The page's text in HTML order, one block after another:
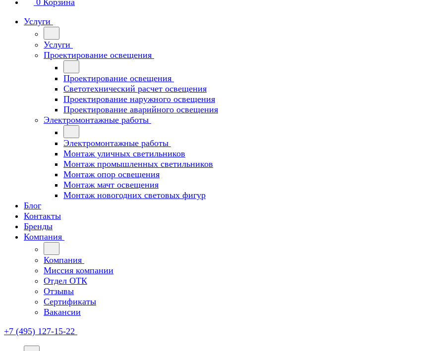
0 Корзина
Услуги
Услуги
Проектирование освещения
Проектирование освещения
Светотехнический расчет освещения
Проектирование наружного освещения
Проектирование аварийного освещения
Электромонтажные работы
Электромонтажные работы
Монтаж уличных светильников
Монтаж промышленных светильников
Монтаж опор освещения
Монтаж мачт освещения
Монтаж новогодних световых фигур
Блог
Контакты
Бренды
Компания
Компания
Миссия компании
Отдел ОТК
Отзывы
Сертификаты
Вакансии
+7 (495) 127-15-22